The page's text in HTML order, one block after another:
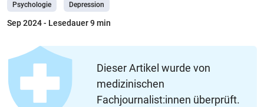
Psychologie Depression
Sep 2024- Lesedauer 9 min
Dieser Artikel wurde von
medizinischen
Fachjournalist:innen überprüft.